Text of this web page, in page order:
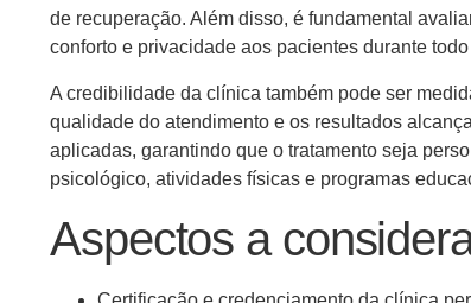
de recuperação. Além disso, é fundamental
conforto e privacidade aos pacientes durante
A credibilidade da clínica também pode ser
qualidade do atendimento e os resultados
aplicadas, garantindo que o tratamento seja
psicológico, atividades físicas e programas
Aspectos a